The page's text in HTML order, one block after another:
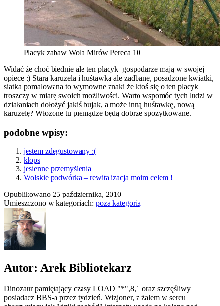
Placyk zabaw Wola Mirów Pereca 10
Widać że choć biednie ale ten placyk gospodarze mają w swojej
opiece :) Stara karuzela i huśtawka ale zadbane, posadzone kwiatki,
siatka pomalowana to wymowne znaki że ktoś się o ten placyk
troszczy w miarę swoich możliwości. Warto wspomóc tych ludzi w
działaniach dołożyć jakiś bujak, a może inną huśtawkę, nową
karuzelę? Włożone tu pieniądze będą dobrze spożytkowane.
podobne wpisy:
jestem zdegustowany :(
klops
jesienne przemyślenia
Wolskie podwórka – rewitalizacja moim celem !
Opublikowano 25 października, 2010
Umieszczono w kategoriach: poza kategorią
Autor: Arek Bibliotekarz
Dinozaur pamiętający czasy LOAD "*",8,1 oraz szczęśliwy
posiadacz BBS-a przez tydzień. Wizjoner, z żalem w sercu